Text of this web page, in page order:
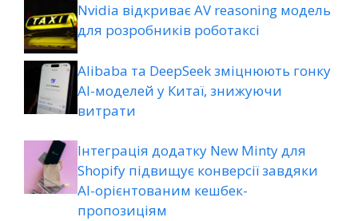
Nvidia відкриває AV reasoning модель
для розробників роботаксі
Alibaba та DeepSeek зміцнюють гонку
AI-моделей у Китаї, знижуючи
витрати
Інтеграція додатку New Minty для
Shopify підвищує конверсії завдяки
AI-орієнтованим кешбек-
пропозиціям